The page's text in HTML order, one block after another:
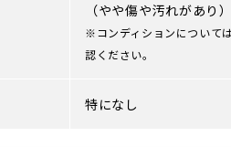
（やや傷や汚れがあり）
※コンディションについて
認ください。
特になし